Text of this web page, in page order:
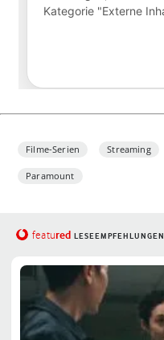
Filme-Serien Streaming
Paramount
featured LESEEMPFEHLUNGEN